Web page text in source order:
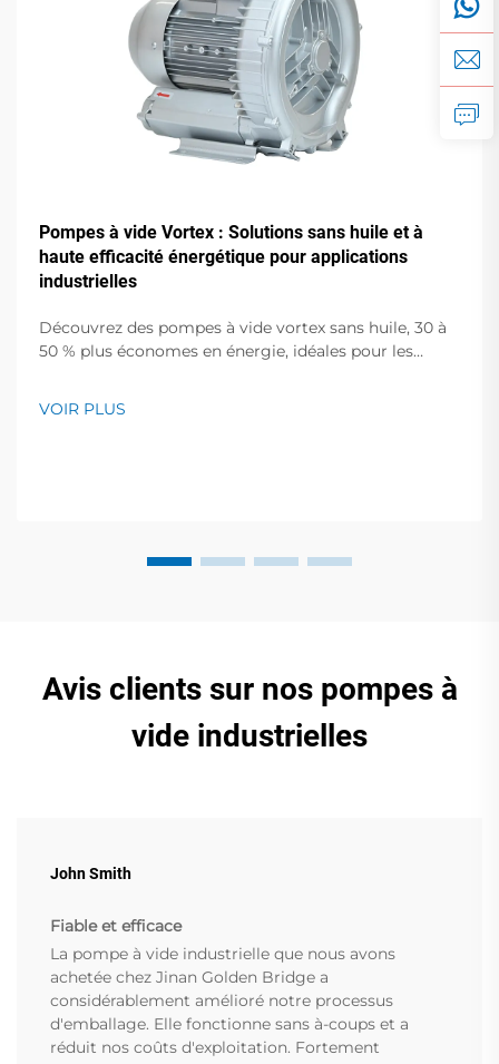
Pompes à vide Vortex : Solutions sans huile et à
haute efficacité énergétique pour applications
industrielles
Découvrez des pompes à vide vortex sans huile, 30 à
50 % plus économes en énergie, idéales pour les
assistance mondiale. Demandez un devis dès
VOIR PLUS
Avis clients sur nos pompes à
vide industrielles
John Smith
Fiable et efficace
La pompe à vide industrielle que nous avons
achetée chez Jinan Golden Bridge a
considérablement amélioré notre processus
d'emballage. Elle fonctionne sans à-coups et a
réduit nos coûts d'exploitation. Fortement